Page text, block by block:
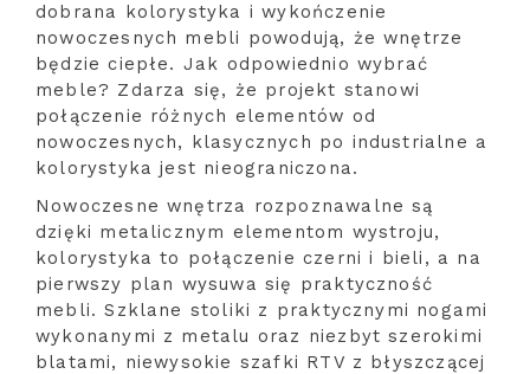
dobrana kolorystyka i wykończenie
nowoczesnych mebli powodują, że wnętrze
będzie ciepłe. Jak odpowiednio wybrać
meble? Zdarza się, że projekt stanowi
połączenie różnych elementów od
nowoczesnych, klasycznych po industrialne a
kolorystyka jest nieograniczona.
Nowoczesne wnętrza rozpoznawalne są
dzięki metalicznym elementom wystroju,
kolorystyka to połączenie czerni i bieli, a na
pierwszy plan wysuwa się praktyczność
mebli. Szklane stoliki z praktycznymi nogami
wykonanymi z metalu oraz niezbyt szerokimi
blatami, niewysokie szafki RTV z błyszczącej